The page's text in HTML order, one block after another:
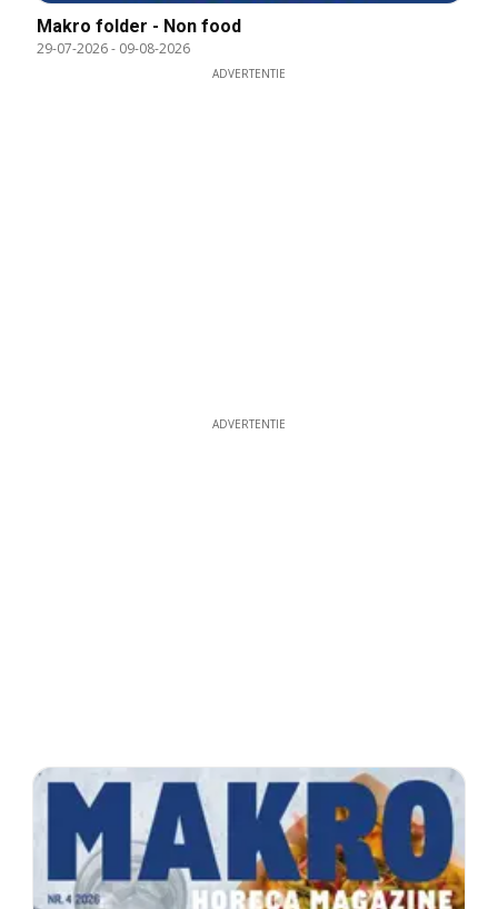
Makro folder - Non food
29-07-2026- 09-08-2026
ADVERTENTIE
ADVERTENTIE